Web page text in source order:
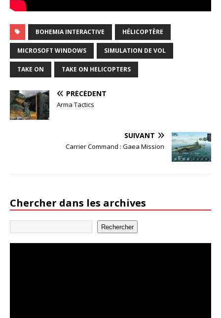
BOHEMIA INTERACTIVE HÉLICOPTÈRE
MICROSOFT WINDOWS SIMULATION DE VOL
TAKE ON TAKE ON HELICOPTERS
PRÉCÉDENT
Arma Tactics
SUIVANT
Carrier Command : Gaea Mission
Chercher dans les archives
Rechercher